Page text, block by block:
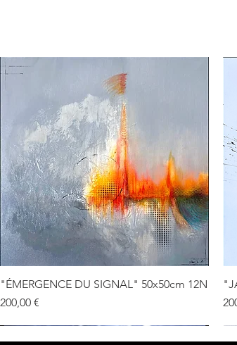
"ÉMERGENCE DU SIGNAL" 50x50cm 12N
Prix
200,00 €
VENDU
VENDU